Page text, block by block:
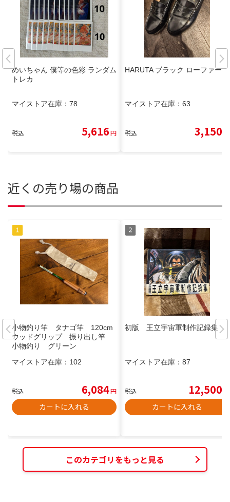
めいちゃん 僕等の色彩 ランダム
トレカ
マイストア在庫： 78
税込 5,616円
HARUTA ブラック ローファー
マイストア在庫： 63
税込 3,150
近くの売り場の商品
小物釣り竿 タナゴ竿 120cm
ウッドグリップ 振り出し竿
小物釣り グリーン
マイストア在庫： 102
税込 6,084円
カートに入れる
初版 王立宇宙軍制作記録集
マイストア在庫： 87
税込 12,500
カートに入れる
このカテゴリをもっと見る